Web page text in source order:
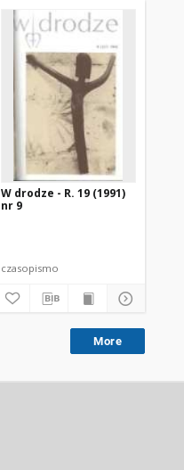
W drodze - R. 19 (1991)
nr 9
czasopismo
More